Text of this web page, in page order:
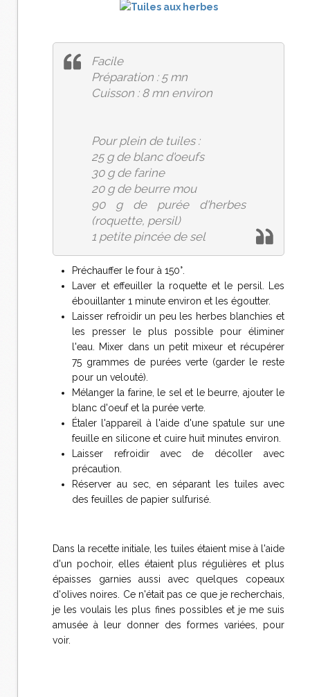
Facile
Préparation : 5 mn
Cuisson : 8 mn environ
Pour plein de tuiles :
25 g de blanc d'oeufs
30 g de farine
20 g de beurre mou
90 g de purée d'herbes
(roquette, persil)
1 petite pincée de sel
Préchauffer le four à 150°.
Laver et effeuiller la roquette et le persil. Les
ébouillanter 1 minute environ et les égoutter.
Laisser refroidir un peu les herbes blanchies et
les presser le plus possible pour éliminer
l'eau. Mixer dans un petit mixeur et récupérer
75 grammes de purées verte (garder le reste
pour un velouté).
Mélanger la farine, le sel et le beurre, ajouter le
blanc d'oeuf et la purée verte.
Étaler l'appareil à l'aide d'une spatule sur une
feuille en silicone et cuire huit minutes environ.
Laisser refroidir avec de décoller avec
précaution.
Réserver au sec, en séparant les tuiles avec
des feuilles de papier sulfurisé.
Dans la recette initiale, les tuiles étaient mise à l'aide
d'un pochoir, elles étaient plus régulières et plus
épaisses garnies aussi avec quelques copeaux
d'olives noires. Ce n'était pas ce que je recherchais,
je les voulais les plus fines possibles et je me suis
amusée à leur donner des formes variées, pour
voir.